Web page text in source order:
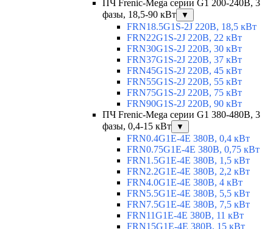
ПЧ Frenic-Mega серии G1 200-240В, 3
фазы, 18,5-90 кВт
▼
FRN18.5G1S-2J 220В, 18,5 кВт
FRN22G1S-2J 220В, 22 кВт
FRN30G1S-2J 220В, 30 кВт
FRN37G1S-2J 220В, 37 кВт
FRN45G1S-2J 220В, 45 кВт
FRN55G1S-2J 220В, 55 кВт
FRN75G1S-2J 220В, 75 кВт
FRN90G1S-2J 220В, 90 кВт
ПЧ Frenic-Mega серии G1 380-480В, 3
фазы, 0,4-15 кВт
▼
FRN0.4G1E-4E 380В, 0,4 кВт
FRN0.75G1E-4E 380В, 0,75 кВт
FRN1.5G1E-4E 380В, 1,5 кВт
FRN2.2G1E-4E 380В, 2,2 кВт
FRN4.0G1E-4E 380В, 4 кВт
FRN5.5G1E-4E 380В, 5,5 кВт
FRN7.5G1E-4E 380В, 7,5 кВт
FRN11G1E-4E 380В, 11 кВт
FRN15G1E-4E 380В, 15 кВт